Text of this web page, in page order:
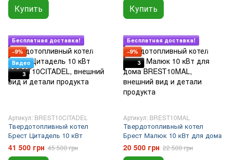
Купить Купить
Подарок
Бесплатная доставка!
−9%
Видео
3
Артикул: BREST10CITADEL
Твердотопливный котел
Брест Цитадель 10 кВт
41 500 грн 45 500 грн
Подарок
Бесплатная доставка!
−9%
3
Артикул: BREST10MAL
Твердотопливный котел
Брест Малюк 10 кВт для дома
20 500 грн 22 500 грн